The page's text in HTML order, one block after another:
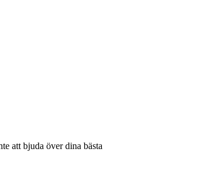
att bjuda över dina bästa